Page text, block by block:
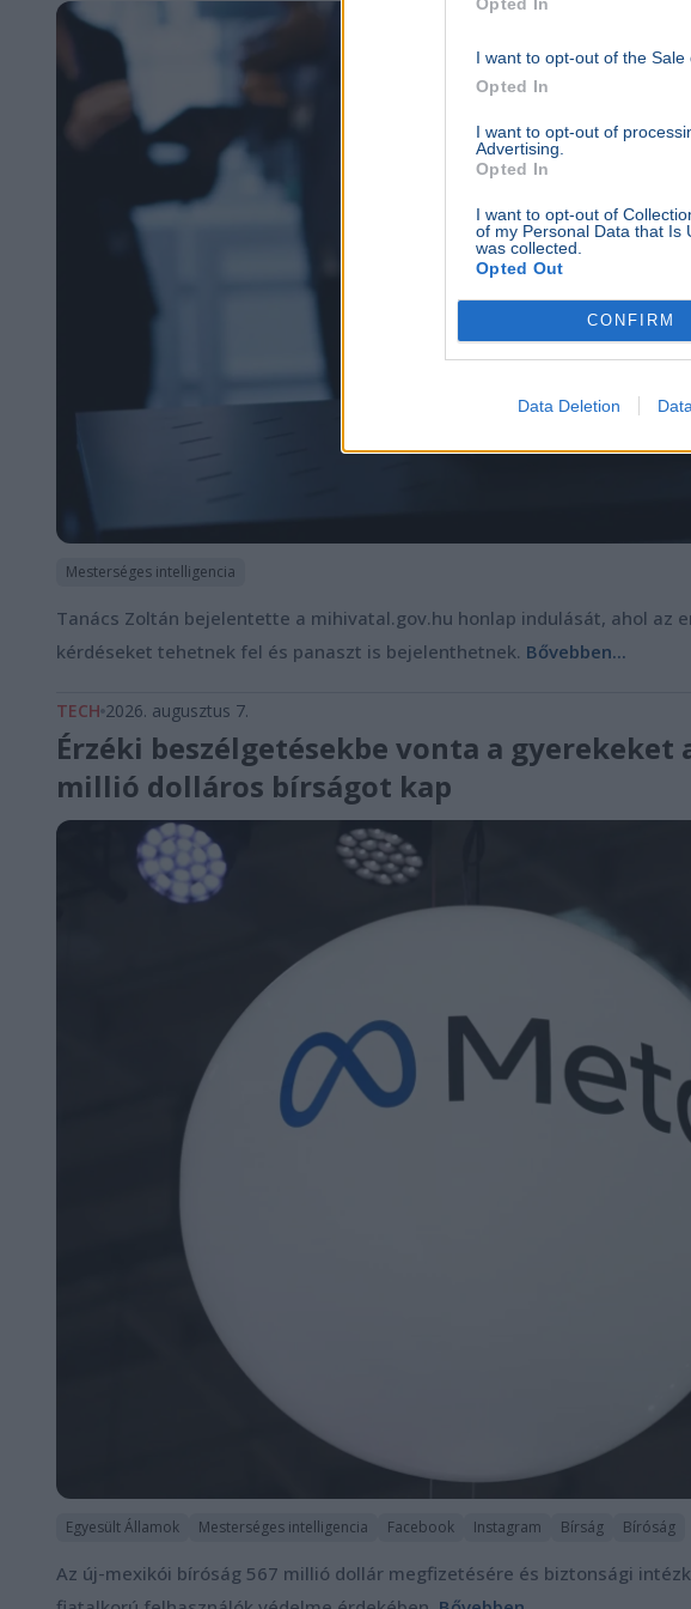
I want to opt-out of the Sale
Opted In
I want to opt-out of
Advertising.
Opted In
I want to opt-out of
of my Personal Data that Is
was collected.
Opted Out
CONFIRM
Data Deletion
Mesterséges intelligencia
Tanács Zoltán bejelentette a mihivatal.gov.hu honlap indulását, ahol az
kérdéseket tehetnek fel és panaszt is bejelenthetnek. Bővebben...
TECH 2026. augusztus 7.
Érzéki beszélgetésekbe vonta a gyerekeket
millió dolláros bírságot kap
Egyesült Államok Mesterséges intelligencia Facebook Instagram Bírság Bíróság
Az új-mexikói bíróság 567 millió dollár megfizetésére és biztonsági